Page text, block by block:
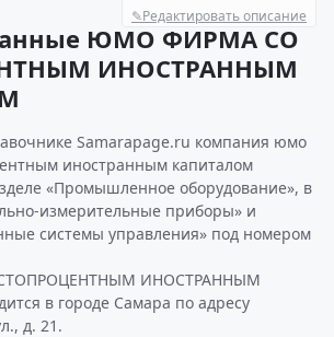
✎Редактировать описание
ЮМО ФИРМА СО
ИНОСТРАННЫМ
Samarapage.ru компания юмо
иностранным капиталом
«Промышленное оборудование», в
измерительные приборы» и
системы управления» под номером
ИНОСТРАННЫМ
в городе Самара по адресу
д. 21.